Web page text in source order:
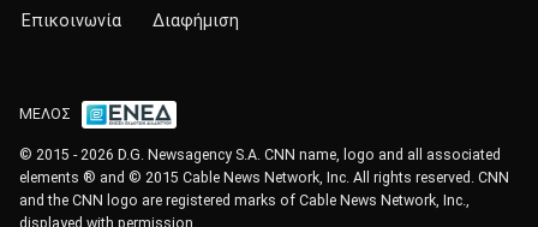
Επικοινωνία Διαφήμιση
ΜΕΛΟΣ
© 2015 - 2026 D.G. Newsagency S.A. CNN name, logo and all associated
elements ® and © 2015 Cable News Network, Inc. All rights reserved. CNN
and the CNN logo are registered marks of Cable News Network, Inc.,